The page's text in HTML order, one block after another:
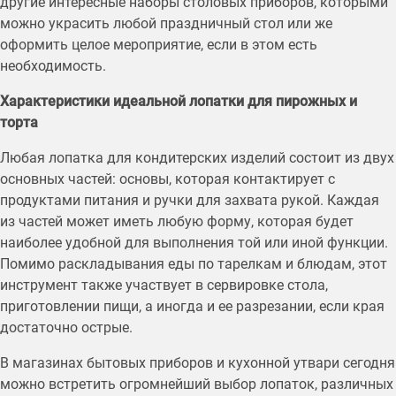
можно украсить любой праздничный стол или же
оформить целое мероприятие, если в этом есть
необходимость.
Характеристики идеальной лопатки для пирожных и
торта
Любая лопатка для кондитерских изделий состоит из двух
основных частей: основы, которая контактирует с
продуктами питания и ручки для захвата рукой. Каждая
из частей может иметь любую форму, которая будет
наиболее удобной для выполнения той или иной функции.
Помимо раскладывания еды по тарелкам и блюдам, этот
инструмент также участвует в сервировке стола,
приготовлении пищи, а иногда и ее разрезании, если края
достаточно острые.
В магазинах бытовых приборов и кухонной утвари сегодня
можно встретить огромнейший выбор лопаток, различных